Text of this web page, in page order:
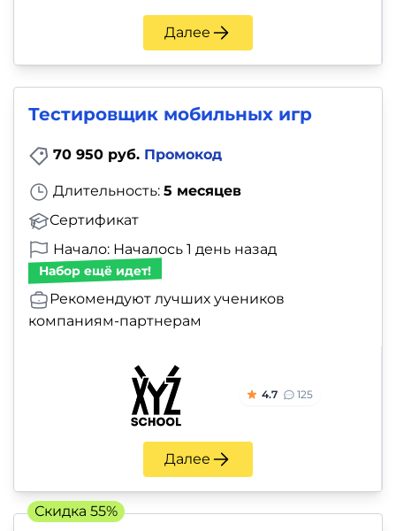
Далее
Тестировщик мобильных игр
70 950 руб. Промокод
Длительность: 5 месяцев
Сертификат
Начало: Началось 1 день назад
Набор ещё идет!
Рекомендуют лучших учеников
компаниям-партнерам
4.7 125
Далее
Скидка 55%